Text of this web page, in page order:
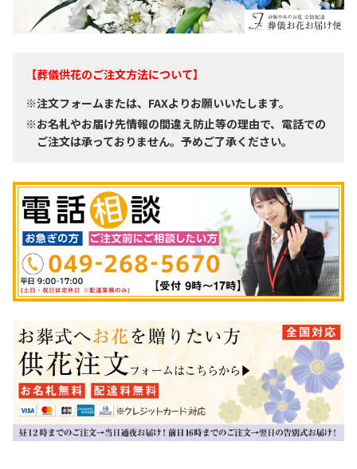
【葬儀供花のご注文方法について】
※注文フォームまたは、FAXよりお願いいたします。
※お名札やお届け先情報の間違え防止等の理由で、電話での
ご注文は承っておりません。予めご了承ください。